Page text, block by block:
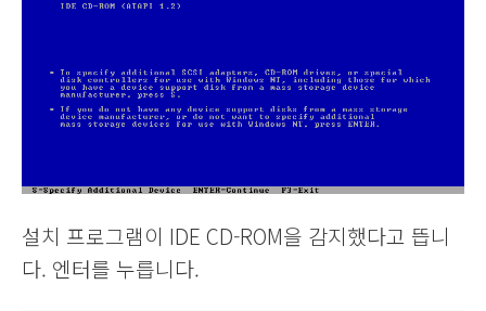
설치 프로그램이 IDE CD-ROM을 감지했다고 뜹니
다. 엔터를 누릅니다.